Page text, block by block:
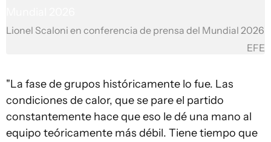
Lionel Scaloni en conferencia de prensa del Mundial 2026
EFE
"La fase de grupos históricamente lo fue. Las
condiciones de calor, que se pare el partido
constantemente hace que eso le dé una mano al
equipo teóricamente más débil. Tiene tiempo que